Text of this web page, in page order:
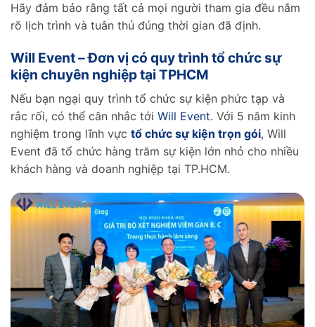
Hãy đảm bảo rằng tất cả mọi người tham gia đều nắm
rõ lịch trình và tuân thủ đúng thời gian đã định.
Will Event – Đơn vị có quy trình tổ chức sự
kiện chuyên nghiệp tại TPHCM
Nếu bạn ngại quy trình tổ chức sự kiện phức tạp và
rắc rối, có thể cân nhắc tới Will Event. Với 5 năm kinh
nghiệm trong lĩnh vực tổ chức sự kiện trọn gói, Will
Event đã tổ chức hàng trăm sự kiện lớn nhỏ cho nhiều
khách hàng và doanh nghiệp tại TP.HCM.